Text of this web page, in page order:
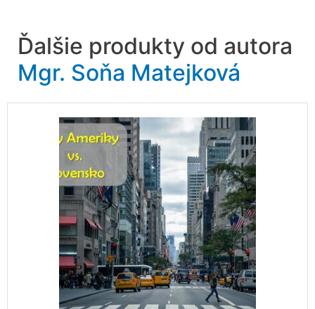
Ďalšie produkty od autora
Mgr. Soňa Matejková